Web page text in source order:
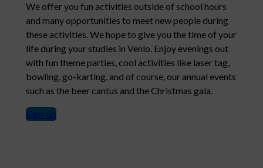
We offer you fun activities outside of school hours
and many opportunities to meet new people during
these activities. We hope to give you the time of your
life during your studies in Venlo. Enjoy evenings out
with fun theme parties, cool activities like laser tag,
bowling, go-karting, and of course, our annual events
such as the beer cantus and the Christmas gala.
Sign-up